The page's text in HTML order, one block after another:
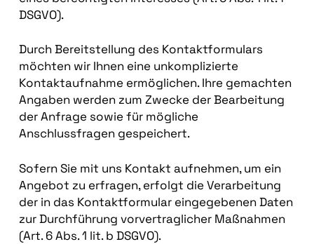
DSGVO).
Durch Bereitstellung des Kontaktformulars
möchten wir Ihnen eine unkomplizierte
Kontaktaufnahme ermöglichen. Ihre gemachten
Angaben werden zum Zwecke der Bearbeitung
der Anfrage sowie für mögliche
Anschlussfragen gespeichert.
Sofern Sie mit uns Kontakt aufnehmen, um ein
Angebot zu erfragen, erfolgt die Verarbeitung
der in das Kontaktformular eingegebenen Daten
zur Durchführung vorvertraglicher Maßnahmen
(Art. 6 Abs. 1 lit. b DSGVO).